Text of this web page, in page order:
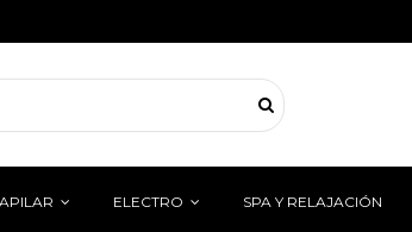
ELECTRO SPA Y RELAJACIÓN